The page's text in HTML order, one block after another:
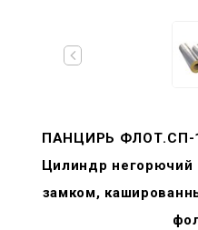
ПАНЦИРЬ ФЛОТ.СП-
Цилиндр
замком,